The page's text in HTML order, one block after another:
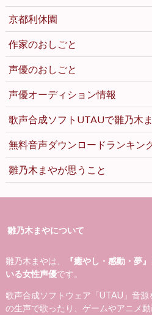
京都利休園
作家のおしごと
声優のおしごと
声優オーディション情報
歌声合成ソフトUTAUで雛乃木
無料音声ダウンロードランキン
雛乃木まやが思うこと
雛乃木まやについて
雛乃木まやは、
『癒やし・感動・夢
いる女性声優です。
歌声合成ソフトウェア「UTAU」音
の生声で歌ったり、ゲームやアニメ